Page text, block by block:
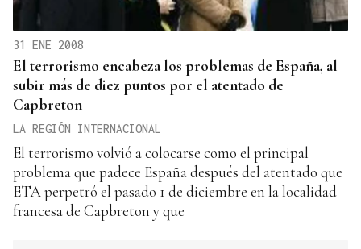
31 ENE 2008
El terrorismo encabeza los problemas de España, al
subir más de diez puntos por el atentado de
Capbreton
LA REGIÓN INTERNACIONAL
El terrorismo volvió a colocarse como el principal
problema que padece España después del atentado que
ETA perpetró el pasado 1 de diciembre en la localidad
francesa de Capbreton y que